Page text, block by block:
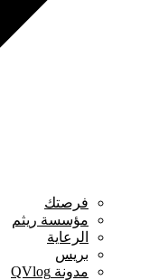
فرصتك
مؤسسة ريثم
الرعاية
بريس
مدونة QVlog